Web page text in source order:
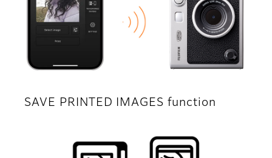
SAVE PRINTED IMAGES function